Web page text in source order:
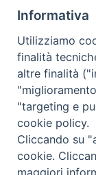
Contatti
Piazza del
Informativa
Informativa
Utilizziamo
finalità
altre finalità
"targeting e
cookie policy.
Cliccando su
cookie.